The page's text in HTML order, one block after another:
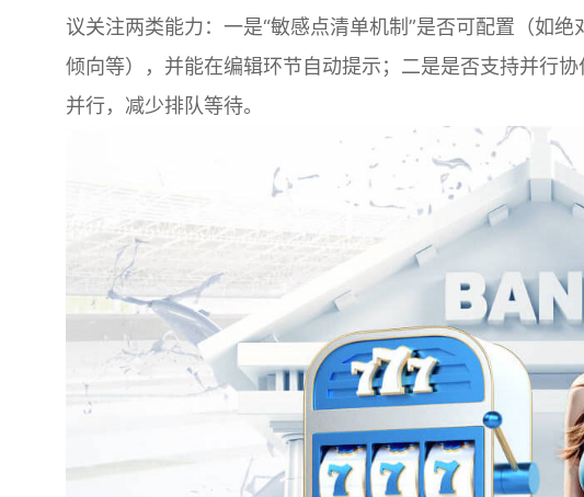
议关注两类能力：一是“敏感点清单机制”是否可配置（如
倾向等），并能在编辑环节自动提示；二是是否支持并行
并行，减少排队等待。